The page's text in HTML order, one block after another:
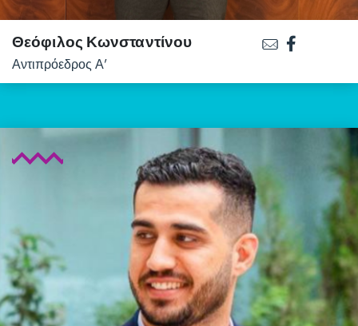
Θεόφιλος Κωνσταντίνου
Αντιπρόεδρος Α’